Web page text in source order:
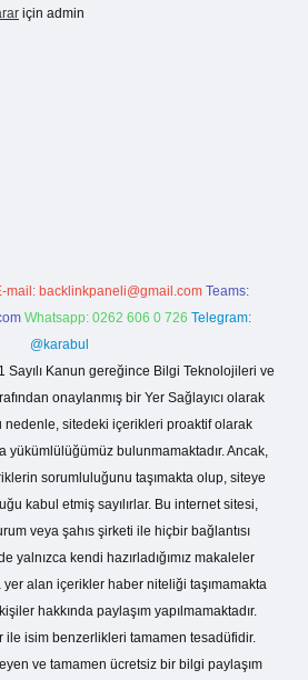
için admin
mail: backlinkpaneli@gmail.com Teams:
Whatsapp: 0262 606 0 726 Telegram:
@karabul
Sayılı Kanun gereğince Bilgi Teknolojileri ve
onaylanmış bir Yer Sağlayıcı olarak
nedenle, sitedeki içerikleri proaktif olarak
yükümlülüğümüz bulunmamaktadır. Ancak,
sorumluluğunu taşımakta olup, siteye
kabul etmiş sayılırlar. Bu internet sitesi,
veya şahıs şirketi ile hiçbir bağlantısı
yalnızca kendi hazırladığımız makaleler
yer alan içerikler haber niteliği taşımamakta
hakkında paylaşım yapılmamaktadır.
ile isim benzerlikleri tamamen tesadüfidir.
ve tamamen ücretsiz bir bilgi paylaşım